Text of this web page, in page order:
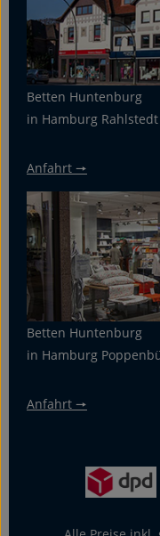
Betten Huntenburg
in Hamburg Rahlstedt
Anfahrt 🠖
Betten Huntenburg
in Hamburg
Anfahrt 🠖